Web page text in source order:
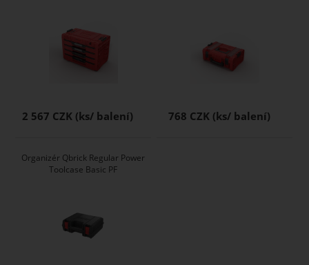
2 567 CZK 768 CZK
Organizér Qbrick Regular Power
Toolcase Basic PF